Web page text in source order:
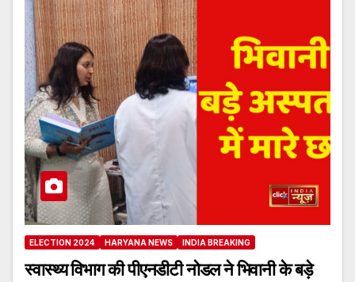
ELECTION 2024 HARYANA NEWS INDIA BREAKING
स्वास्थ्य विभाग की पीएनडीटी नोडल ने भिवानी के बड़े